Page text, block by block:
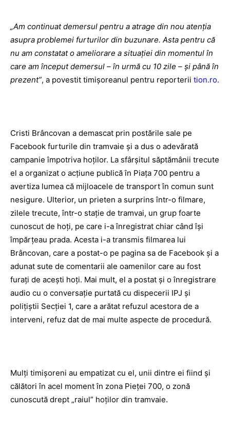
„Am continuat demersul pentru a atrage din nou atenția
asupra problemei furturilor din buzunare. Asta pentru că
nu am constatat o ameliorare a situației din momentul în
care am început demersul – în urmă cu 10 zile – și până în
prezent”, a povestit timișoreanul pentru reporterii tion.ro.
Cristi Brâncovan a demascat prin postările sale pe
Facebook furturile din tramvaie și a dus o adevărată
campanie împotriva hoților. La sfârșitul săptămânii trecute
el a organizat o acțiune publică în Piața 700 pentru a
avertiza lumea că mijloacele de transport în comun sunt
nesigure. Ulterior, un prieten a surprins într-o filmare,
zilele trecute, într-o stație de tramvai, un grup foarte
cunoscut de hoți, pe care i-a înregistrat chiar când își
împărțeau prada. Acesta i-a transmis filmarea lui
Brâncovan, care a postat-o pe pagina sa de Facebook și a
adunat sute de comentarii ale oamenilor care au fost
furați de acești hoți. Mai mult, el a postat și o înregistrare
audio cu o conversație purtată cu dispecerii IPJ și
polițiștii Secției 1, care a arătat refuzul acestora de a
interveni, refuz dat de mai multe aspecte de procedură.
Mulți timișoreni au empatizat cu el, unii dintre ei fiind și
călători în acel moment în zona Pieței 700, o zonă
cunoscută drept „raiul” hoților din tramvaie.